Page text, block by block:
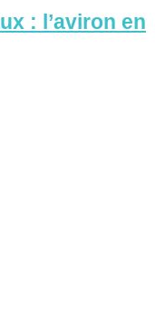
: l’aviron en